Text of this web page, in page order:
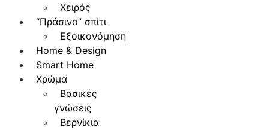
Χειρός
“Πράσινο” σπίτι
Εξοικονόμηση
Home & Design
Smart Home
Χρώμα
Βασικές
γνώσεις
Βερνίκια